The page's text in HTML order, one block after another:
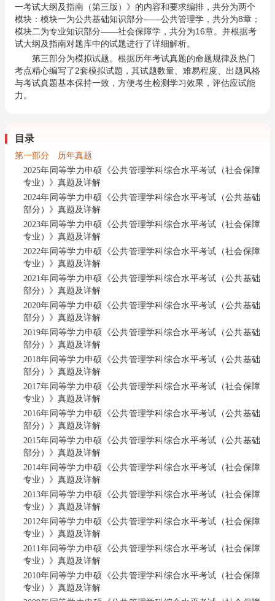
一考试大纲及指南（第三版）》的内容和要求编排，共分为两个
模块：模块一为公共基础知识部分——公共管理学，共分为8章；
模块二为专业知识部分——社会保障学，共分为16章。并根据考
试大纲及指南对题库中的试题进行了详细解析。
第三部分为模拟试题。根据历年考试真题的命题规律及热门
考点精心编写了2套模拟试题，其试题数量、难易程度、出题风格
与考试真题基本保持一致，方便考生检测学习效果，评估应试能
力。
目录
第一部分 历年真题
2025年同等学力申硕《公共管理学科综合水平考试（社会保障
专业）》真题及详解
2024年同等学力申硕《公共管理学科综合水平考试（公共基础
部分）》真题及详解
2023年同等学力申硕《公共管理学科综合水平考试（社会保障
专业）》真题及详解
2022年同等学力申硕《公共管理学科综合水平考试（社会保障
专业）》真题及详解
2021年同等学力申硕《公共管理学科综合水平考试（公共基础
部分）》真题及详解
2020年同等学力申硕《公共管理学科综合水平考试（公共基础
部分）》真题及详解
2019年同等学力申硕《公共管理学科综合水平考试（公共基础
部分）》真题及详解
2018年同等学力申硕《公共管理学科综合水平考试（公共基础
部分）》真题及详解
2017年同等学力申硕《公共管理学科综合水平考试（社会保障
专业）》真题及详解
2016年同等学力申硕《公共管理学科综合水平考试（公共基础
部分）》真题及详解
2015年同等学力申硕《公共管理学科综合水平考试（公共基础
部分）》真题及详解
2014年同等学力申硕《公共管理学科综合水平考试（社会保障
专业）》真题及详解
2013年同等学力申硕《公共管理学科综合水平考试（社会保障
专业）》真题及详解
2012年同等学力申硕《公共管理学科综合水平考试（社会保障
专业）》真题及详解
2011年同等学力申硕《公共管理学科综合水平考试（社会保障
专业）》真题及详解
2010年同等学力申硕《公共管理学科综合水平考试（社会保障
专业）》真题及详解